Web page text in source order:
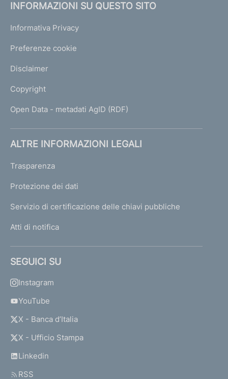
INFORMAZIONI SU QUESTO SITO
Informativa Privacy
Preferenze cookie
Disclaimer
Copyright
Open Data - metadati AgID (RDF)
ALTRE INFORMAZIONI LEGALI
Trasparenza
Protezione dei dati
Servizio di certificazione delle chiavi pubbliche
Atti di notifica
SEGUICI SU
Instagram
YouTube
X - Banca d’Italia
X - Ufficio Stampa
Linkedin
RSS